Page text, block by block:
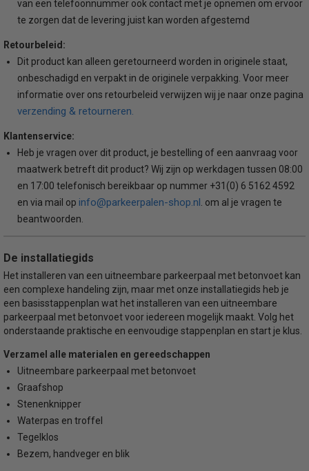
van een telefoonnummer ook contact met je opnemen om ervoor
te zorgen dat de levering juist kan worden afgestemd
Retourbeleid:
Dit product kan alleen geretourneerd worden in originele staat,
onbeschadigd en verpakt in de originele verpakking. Voor meer
informatie over ons retourbeleid verwijzen wij je naar onze pagina
verzending & retourneren.
Klantenservice:
Heb je vragen over dit product, je bestelling of een aanvraag voor
maatwerk betreft dit product? Wij zijn op werkdagen tussen 08:00
en 17:00 telefonisch bereikbaar op nummer +31(0) 6 5162 4592
en via mail op info@parkeerpalen-shop.nl . om al je vragen te
beantwoorden.
De installatiegids
Het installeren van een uitneembare parkeerpaal met betonvoet kan
een complexe handeling zijn, maar met onze installatiegids heb je
een basisstappenplan wat het installeren van een uitneembare
parkeerpaal met betonvoet voor iedereen mogelijk maakt. Volg het
onderstaande praktische en eenvoudige stappenplan en start je klus.
Verzamel alle materialen en gereedschappen
Uitneembare parkeerpaal met betonvoet
Graafshop
Stenenknipper
Waterpas en troffel
Tegelklos
Bezem, handveger en blik